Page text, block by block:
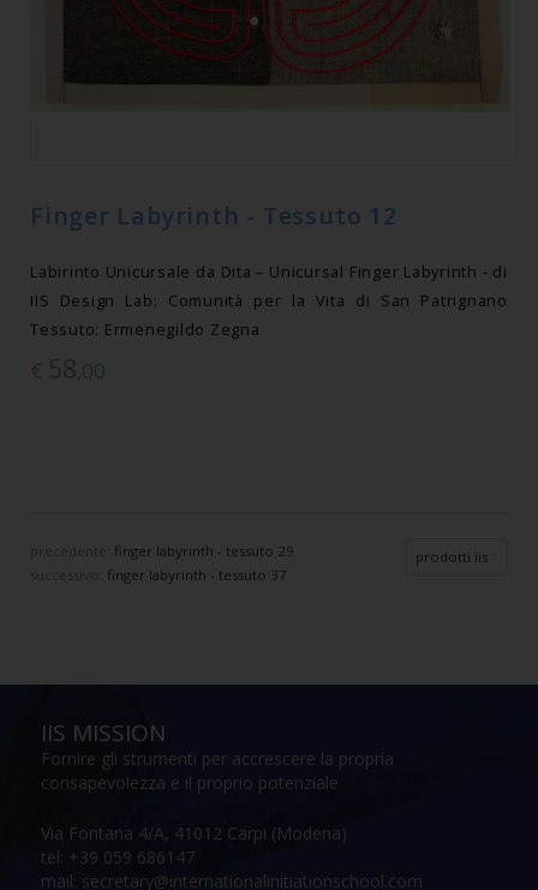
Finger Labyrinth - Tessuto 12
Labirinto Unicursale da Dita – Unicursal Finger Labyrinth - di
IIS Design Lab: Comunità per la Vita di San Patrignano
Tessuto: Ermenegildo Zegna
€ 58,00
precedente: finger labyrinth - tessuto 29
finger labyrinth - tessuto 37
prodotti iis
IIS MISSION
Fornire gli strumenti per accrescere la propria
consapevolezza e il proprio potenziale
Via Fontana 4/A, 41012 Carpi (Modena)
tel: +39 059 686147
mail: secretary@internationalinitiationschool.com